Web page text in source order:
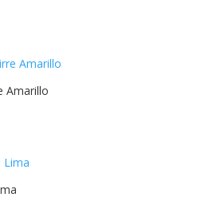
Amarillo